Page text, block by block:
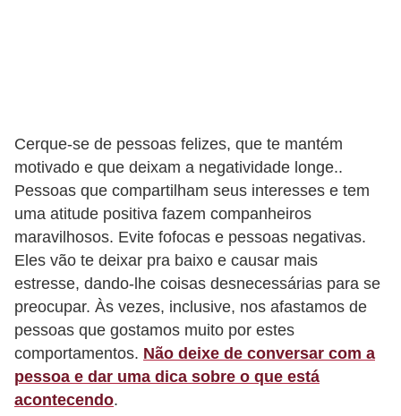
Cerque-se de pessoas felizes, que te mantém
motivado e que deixam a negatividade longe..
Pessoas que compartilham seus interesses e tem
uma atitude positiva fazem companheiros
maravilhosos. Evite fofocas e pessoas negativas.
Eles vão te deixar pra baixo e causar mais
estresse, dando-lhe coisas desnecessárias para se
preocupar. Às vezes, inclusive, nos afastamos de
pessoas que gostamos muito por estes
comportamentos. Não deixe de conversar com a
pessoa e dar uma dica sobre o que está
acontecendo.